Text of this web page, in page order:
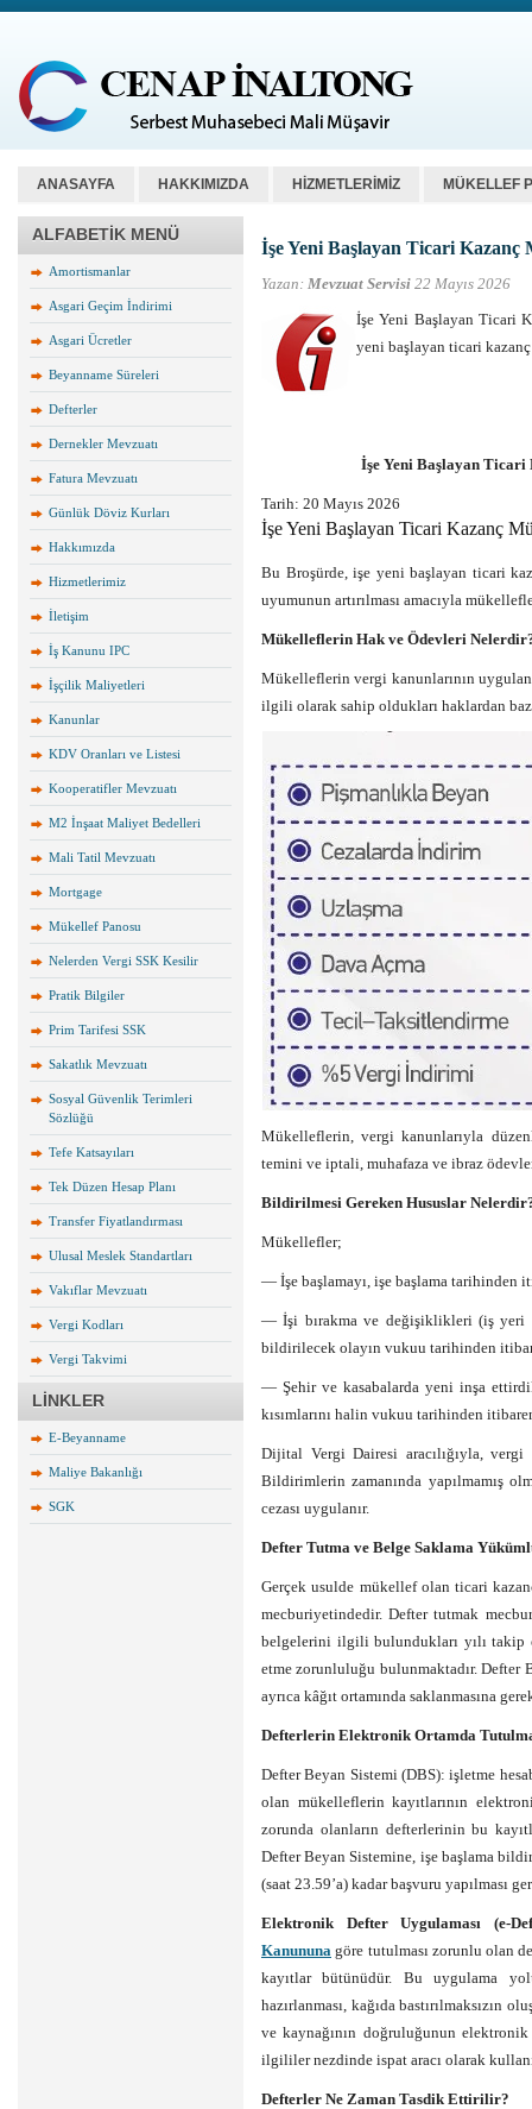
ANASAYFA HAKKIMIZDA HİZMETLERİMİZ MÜKELLEF
ALFABETİK MENÜ
Amortismanlar
Asgari Geçim İndirimi
Asgari Ücretler
Beyanname Süreleri
Defterler
Dernekler Mevzuatı
Fatura Mevzuatı
Günlük Döviz Kurları
Hakkımızda
Hizmetlerimiz
İletişim
İş Kanunu IPC
İşçilik Maliyetleri
Kanunlar
KDV Oranları ve Listesi
Kooperatifler Mevzuatı
M2 İnşaat Maliyet Bedelleri
Mali Tatil Mevzuatı
Mortgage
Mükellef Panosu
Nelerden Vergi SSK Kesilir
Pratik Bilgiler
Prim Tarifesi SSK
Sakatlık Mevzuatı
Sosyal Güvenlik Terimleri
Sözlüğü
Tefe Katsayıları
Tek Düzen Hesap Planı
Transfer Fiyatlandırması
Ulusal Meslek Standartları
Vakıflar Mevzuatı
Vergi Kodları
Vergi Takvimi
LİNKLER
E-Beyanname
Maliye Bakanlığı
SGK
İşe Yeni Başlayan Ticari
Yazan: Mevzuat Servisi 22 Mayıs 2026
İşe Yeni Başlayan Ticari
yeni başlayan ticari
İşe Yeni Başlayan
Tarih: 20 Mayıs 2026
İşe Yeni Başlayan Ticari Kazanç
Bu Broşürde, işe yeni başlayan ticari
uyumunun artırılması amacıyla
Mükelleflerin Hak ve Ödevleri
Mükelleflerin vergi kanunlarının
ilgili olarak sahip oldukları haklardan
Mükelleflerin, vergi kanunlarıyla
temini ve iptali, muhafaza ve ibraz
Bildirilmesi Gereken Hususlar
Mükellefler;
— İşe başlamayı, işe başlama tarihinden
— İşi bırakma ve değişiklikleri (iş
bildirilecek olayın vukuu tarihinden
— Şehir ve kasabalarda yeni inşa
kısımlarını halin vukuu tarihinden
Dijital Vergi Dairesi aracılığıyla,
Bildirimlerin zamanında yapılmamış
cezası uygulanır.
Defter Tutma ve Belge Saklama
Gerçek usulde mükellef olan ticari
mecburiyetindedir. Defter tutmak
belgelerini ilgili bulundukları yılı takip
etme zorunluluğu bulunmaktadır.
ayrıca kâğıt ortamında saklanmasına
Defterlerin Elektronik Ortamda
Defter Beyan Sistemi (DBS): işletme
olan mükelleflerin kayıtlarının
zorunda olanların defterlerinin bu
Defter Beyan Sistemine, işe başlama
(saat 23.59’a) kadar başvuru yapılması
Elektronik Defter Uygulaması (e-
Kanununa göre tutulması zorunlu olan
kayıtlar bütünüdür. Bu uygulama
hazırlanması, kağıda bastırılmaksızın
ve kaynağının doğruluğunun
ilgililer nezdinde ispat aracı olarak
Defterler Ne Zaman Tasdik Ettirilir?